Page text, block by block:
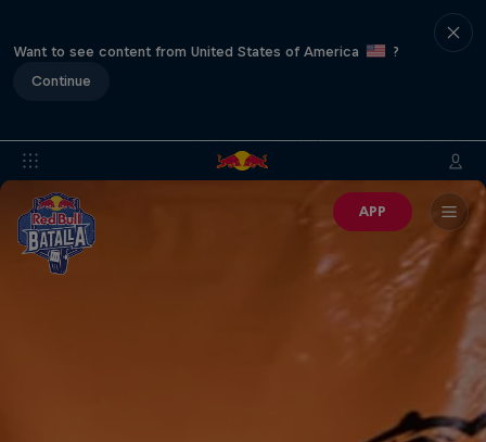
Want to see content from United States of America
?
Continue
APP